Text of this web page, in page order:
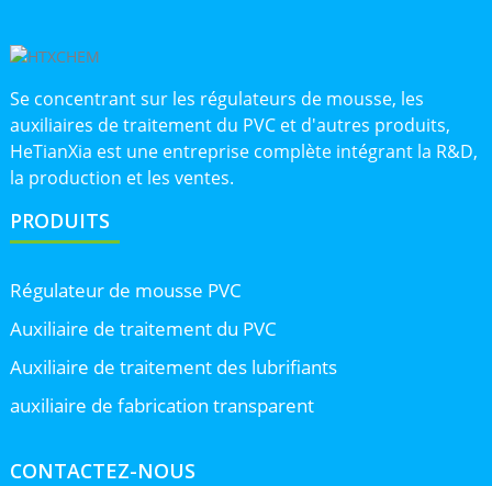
Se concentrant sur les régulateurs de mousse, les
auxiliaires de traitement du PVC et d'autres produits,
HeTianXia est une entreprise complète intégrant la R&D,
la production et les ventes.
PRODUITS
Régulateur de mousse PVC
Auxiliaire de traitement du PVC
Auxiliaire de traitement des lubrifiants
auxiliaire de fabrication transparent
CONTACTEZ-NOUS